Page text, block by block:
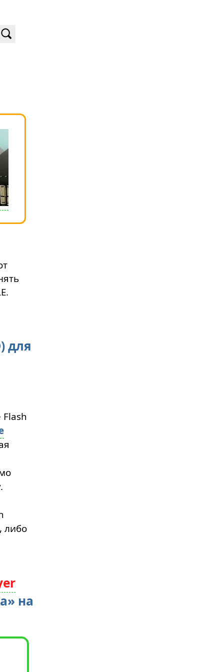
для
либо
на